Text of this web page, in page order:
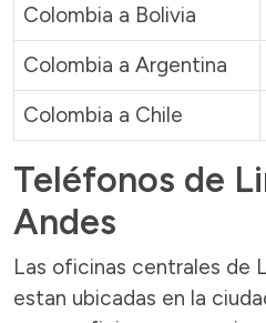
Colombia a Bolivia
Colombia a Argentina
Colombia a Chile
Teléfonos de
Andes
Las oficinas centrales de
estan ubicadas en la